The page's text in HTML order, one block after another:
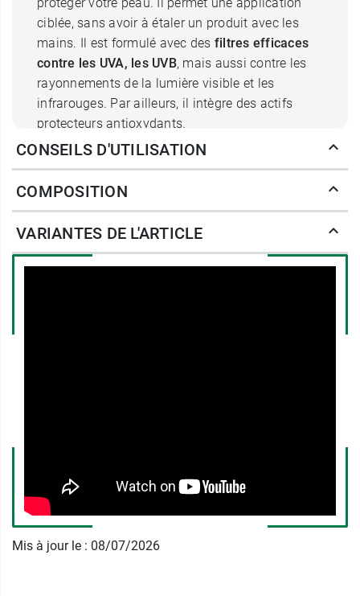
ciblée, sans avoir à étaler un produit avec les
mains. Il est formulé avec des filtres efficaces
contre les UVA, les UVB, mais aussi contre les
rayonnements de la lumière visible et les
infrarouges. Par ailleurs, il intègre des actifs
protecteurs antioxydants.
Son format stick autorise une application précise
particuliercertaines zones de peau très
est idéal pour les lèvres, les pommettes, le nez,
les oreilles, mais aussi sur les mains, les zones
tatouées cicatrisées ou les cicatrices
personnes à la peau acnéique. Enfin, sa formule
est non-parfumée.
SVR a soigneusement sélectionné ses filtres
solaires pour éviter ceux perçus comme nocifs
CONSEILS D'UTILISATION
COMPOSITION
VARIANTES DE L'ARTICLE
Mis à jour le : 08/07/2026